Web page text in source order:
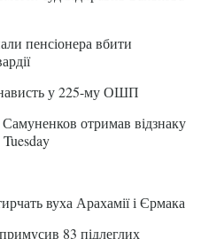
пенсіонера вбити
у 225-му ОШП
отримав відзнаку
вуха Арахамії і Єрмака
83 підлеглих